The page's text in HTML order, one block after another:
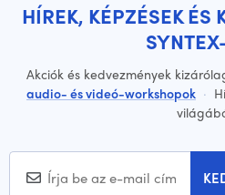
HÍREK, KÉPZÉSEK ÉS
Akciók és kedvezmények
audio- és videó-workshopok ·